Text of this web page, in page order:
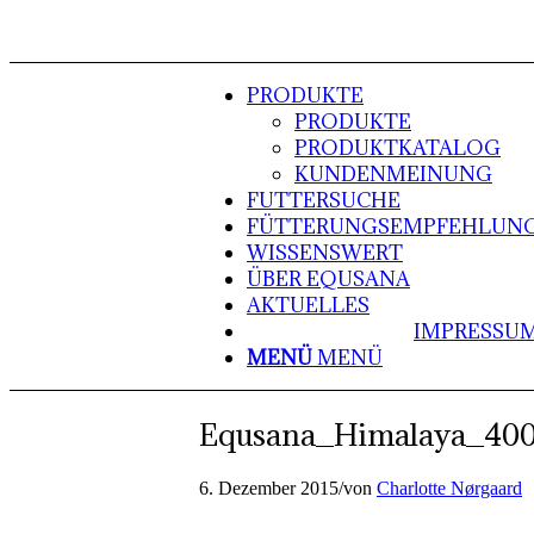
PRODUKTE
PRODUKTE
PRODUKTKATALOG
KUNDENMEINUNG
FUTTERSUCHE
WISSENSWERT
ÜBER EQUSANA
AKTUELLES
MENÜMENÜ
6. Dezember 2015/von Charlotte Nørgaard